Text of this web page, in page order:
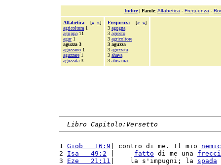
Indice| Parole: Alfabetica - Frequenza -
Alfabetica [« »]
agricoltura 1
agrippa 11
agur1
aguzza 3
aguzzano 1
aguzzare 1
aguzzata 3
Frequenza [« »]
3 agogna
3 agresto
3 agricoltore
3 aguzza
3 aguzzata
3 ahava
3 ahisamac
Libro Capitolo:Versetto
1 Giob   16:9 | contro di me. Il mio
2 Isa   49:2 fatto di me una
3 Eze   21:11 |    la s'impugni; la spada